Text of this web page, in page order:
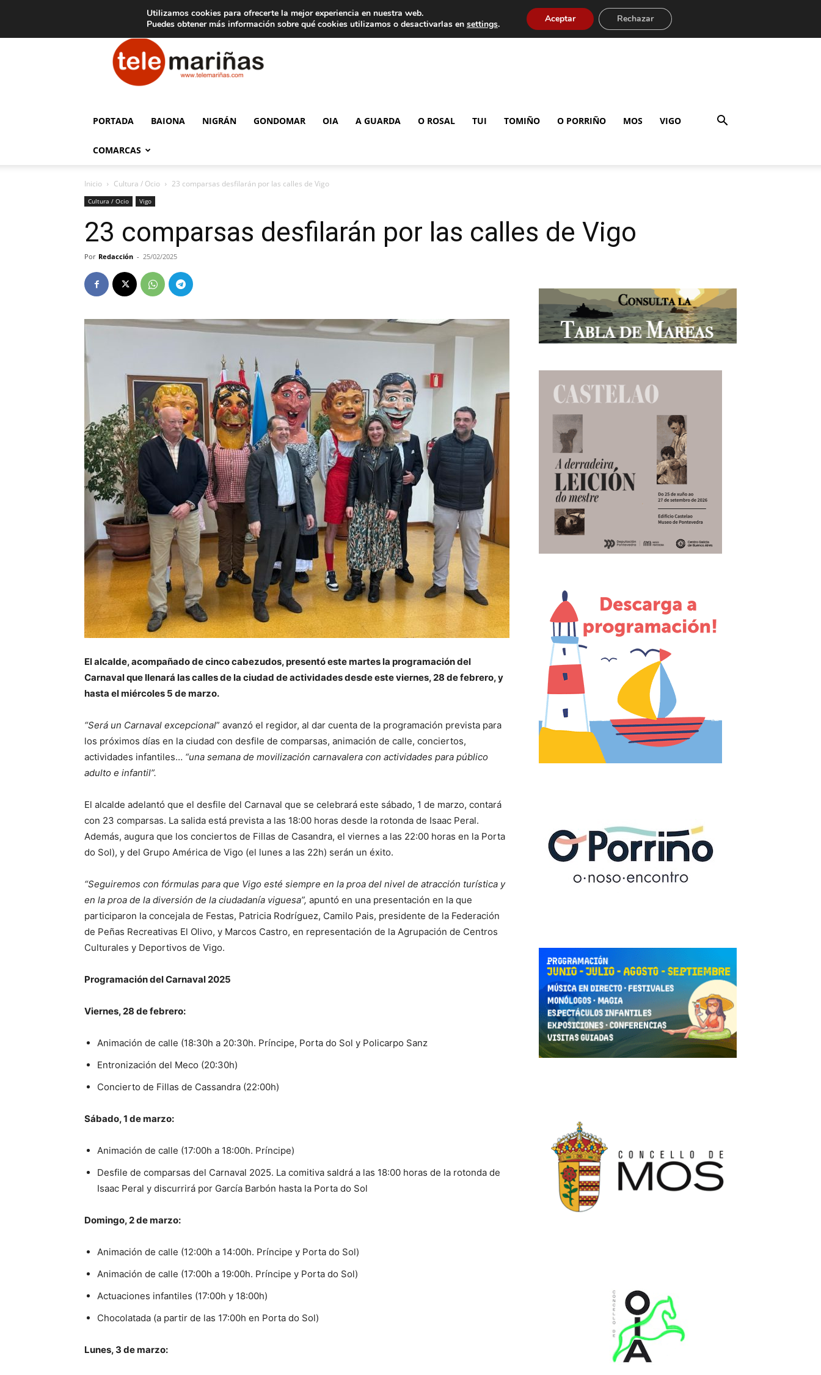
Aviso legal Tarifas de publicidad
Telemariñas
PORTADA BAIONA NIGRÁN GONDOMAR OIA A GUARDA O ROSAL TUI TOMIÑO O PORRIÑO MOS VIGO
COMARCAS
Inicio Cultura / Ocio 23 comparsas desfilarán por las calles de Vigo
Cultura / Ocio Vigo
23 comparsas desfilarán por las calles de Vigo
Por Redacción - 25/02/2025
El alcalde, acompañado de cinco cabezudos, presentó este martes la programación del
Carnaval que llenará las calles de la ciudad de actividades desde este viernes, 28 de febrero, y
hasta el miércoles 5 de marzo.
“Será un Carnaval excepcional” avanzó el regidor, al dar cuenta de la programación prevista para
los próximos días en la ciudad con desfile de comparsas, animación de calle, conciertos,
actividades infantiles… “una semana de movilización carnavalera con actividades para público
adulto e infantil”.
El alcalde adelantó que el desfile del Carnaval que se celebrará este sábado, 1 de marzo, contará
con 23 comparsas. La salida está prevista a las 18:00 horas desde la rotonda de Isaac Peral.
Además, augura que los conciertos de Fillas de Casandra, el viernes a las 22:00 horas en la Porta
do Sol), y del Grupo América de Vigo (el lunes a las 22h) serán un éxito.
“Seguiremos con fórmulas para que Vigo esté siempre en la proa del nivel de atracción turística y
en la proa de la diversión de la ciudadanía viguesa”, apuntó en una presentación en la que
participaron la concejala de Festas, Patricia Rodríguez, Camilo Pais, presidente de la Federación
de Peñas Recreativas El Olivo, y Marcos Castro, en representación de la Agrupación de Centros
Culturales y Deportivos de Vigo.
Programación del Carnaval 2025
Viernes, 28 de febrero:
Animación de calle (18:30h a 20:30h. Príncipe, Porta do Sol y Policarpo Sanz
Entronización del Meco (20:30h)
Concierto de Fillas de Cassandra (22:00h)
Sábado, 1 de marzo:
Animación de calle (17:00h a 18:00h. Príncipe)
Desfile de comparsas del Carnaval 2025. La comitiva saldrá a las 18:00 horas de la rotonda de
Isaac Peral y discurrirá por García Barbón hasta la Porta do Sol
Domingo, 2 de marzo:
Animación de calle (12:00h a 14:00h. Príncipe y Porta do Sol)
Animación de calle (17:00h a 19:00h. Príncipe y Porta do Sol)
Actuaciones infantiles (17:00h y 18:00h)
Chocolatada (a partir de las 17:00h en Porta do Sol)
Lunes, 3 de marzo:
Utilizamos cookies para ofrecerte la mejor experiencia en nuestra web.
Puedes obtener más información sobre qué cookies utilizamos o desactivarlas en settings. Aceptar Rechazar